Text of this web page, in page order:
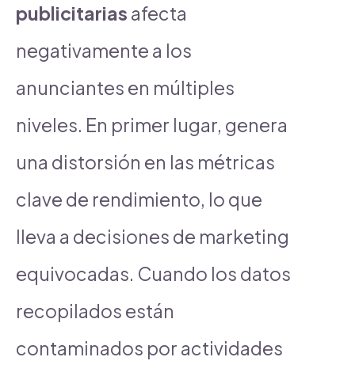
publicitarias afecta
negativamente a los
anunciantes en múltiples
niveles. En primer lugar, genera
una distorsión en las métricas
clave de rendimiento, lo que
lleva a decisiones de marketing
equivocadas. Cuando los datos
recopilados están
contaminados por actividades